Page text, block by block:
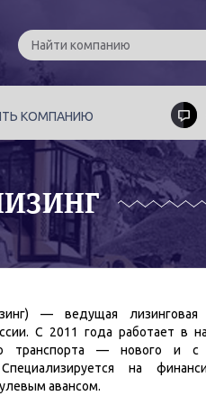
КОМПАНИЮ
— ведущая
С 2011 года работает в
транспорта — нового и с
на
авансом.